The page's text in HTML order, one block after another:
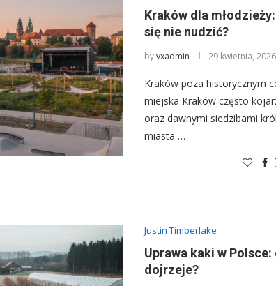
Kraków dla
się nie nudzić?
byvxadmin 29 kwietnia, 2026
Kraków poza historycznym
miejska Kraków często
oraz dawnymi siedzibami
miasta …
Justin Timberlake
Uprawa kaki w
dojrzeje?